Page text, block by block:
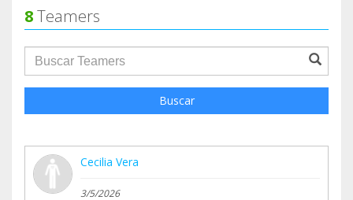
8Teamers
groupProfile.searchForm.search.text???
Buscar
Cecilia Vera
3/5/2026